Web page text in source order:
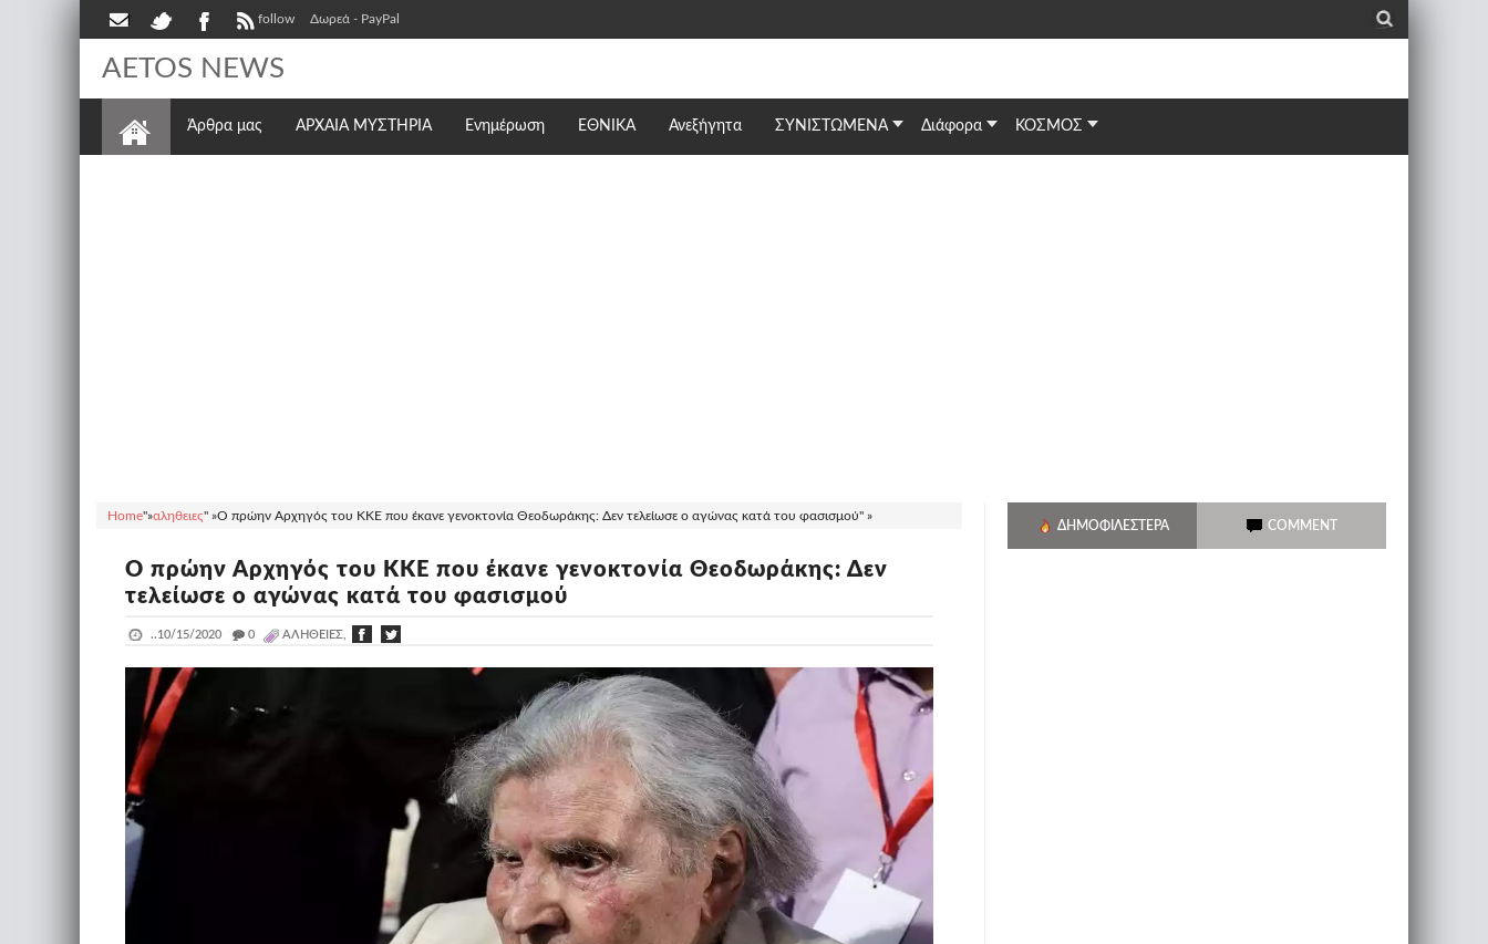
follow Δωρεά - PayPal _
AETOS NEWS
Άρθρα μας ΑΡΧΑΙΑ ΜΥΣΤΗΡΙΑ Ενημέρωση ΕΘΝΙΚΆ Ανεξήγητα ΣΥΝΙΣΤΩΜΕΝΑ Διάφορα ΚΟΣΜΟΣ
Home"»αληθειες" »Ο πρώην Αρχηγός του ΚΚΕ που έκανε γενοκτονία Θεοδωράκης: Δεν τελείωσε ο αγώνας κατά του φασισμού" »
Ο πρώην Αρχηγός του ΚΚΕ που έκανε γενοκτονία Θεοδωράκης: Δεν
τελείωσε ο αγώνας κατά του φασισμού
..10/15/2020 _ 0 ΑΛΗΘΕΙΕΣ,
ΔΗΜΟΦΙΛΈΣΤΕΡΑ COMMENT